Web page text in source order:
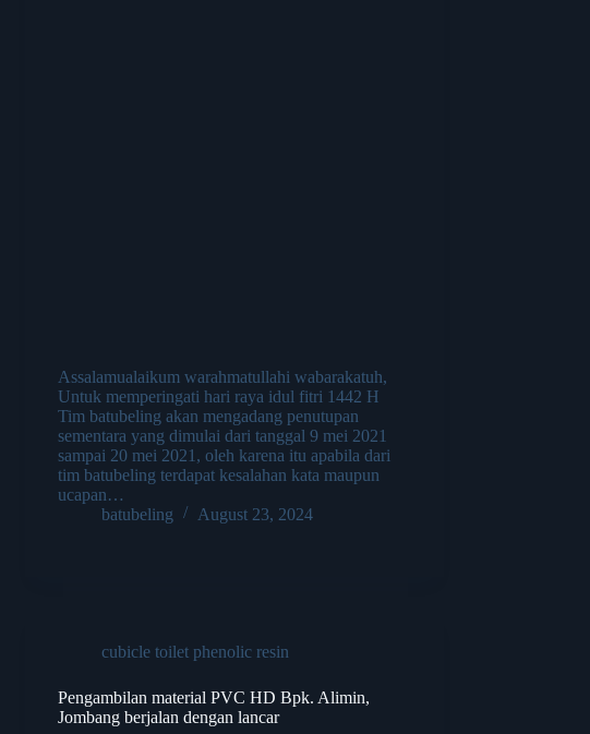
Assalamualaikum warahmatullahi wabarakatuh,
Untuk memperingati hari raya idul fitri 1442 H
Tim batubeling akan mengadang penutupan
sementara yang dimulai dari tanggal 9 mei 2021
sampai 20 mei 2021, oleh karena itu apabila dari
tim batubeling terdapat kesalahan kata maupun
ucapan…
batubeling
August 23, 2024
cubicle toilet phenolic resin
Pengambilan material PVC HD Bpk. Alimin,
Jombang berjalan dengan lancar